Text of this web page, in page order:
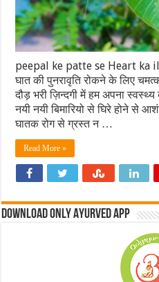
peepal ke patte se Heart ka
घात की पुनरावृति रोकने के लिए
दौड़ भरी ज़िन्दगी में हम अपना
नयी नयी बिमारियो से घिरे होने से
घातक रोग से ग्रस्त न …
Read More »
Download Only Ayurved App